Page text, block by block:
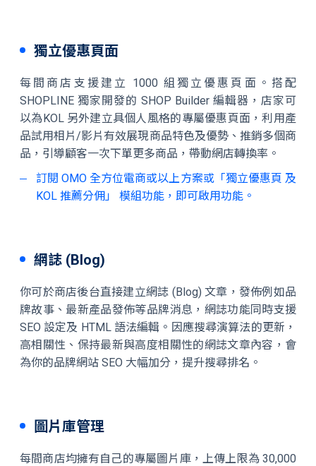
獨立優惠頁面
每間商店支援建立 1000 組獨立優惠頁面。搭配
SHOPLINE 獨家開發的 SHOP Builder 編輯器，店家可
以為KOL 另外建立具個人風格的專屬優惠頁面，利用產
品試用相片/影片有效展現商品特色及優勢、推銷多個商
品，引導顧客一次下單更多商品，帶動網店轉換率。
訂閱 OMO 全方位電商或以上方案或「獨立優惠頁 及
KOL 推薦分佣」 模組功能，即可啟用功能。
網誌 (Blog)
你可於商店後台直接建立網誌 (Blog) 文章，發佈例如品
牌故事、最新產品發佈等品牌消息，網誌功能同時支援
SEO 設定及 HTML 語法編輯。因應搜尋演算法的更新，
高相關性、保持最新與高度相關性的網誌文章內容，會
為你的品牌網站 SEO 大幅加分，提升搜尋排名。
圖片庫管理
每間商店均擁有自己的專屬圖片庫，上傳上限為 30,000